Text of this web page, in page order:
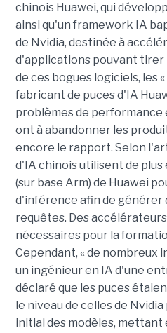
chinois Huawei, qui
ainsi qu'un framework IA
de Nvidia, destinée à
d'applications pouvant tirer
de ces bogues logiciels, les
fabricant de puces d'IA
problèmes de performance
ont à abandonner les
encore le rapport. Selon
d'IA chinois utilisent de plus
(sur base Arm) de Huawei
d'inférence afin de générer
requêtes. Des
nécessaires pour la
Cependant, « de nombreux
un ingénieur en IA d'une
déclaré que les puces
le niveau de celles de
initial des modèles, mettant